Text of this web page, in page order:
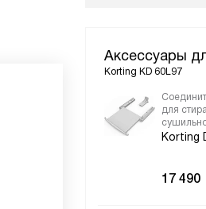
Аксессуары
Korting KD 60L97
для
Korting
17 490